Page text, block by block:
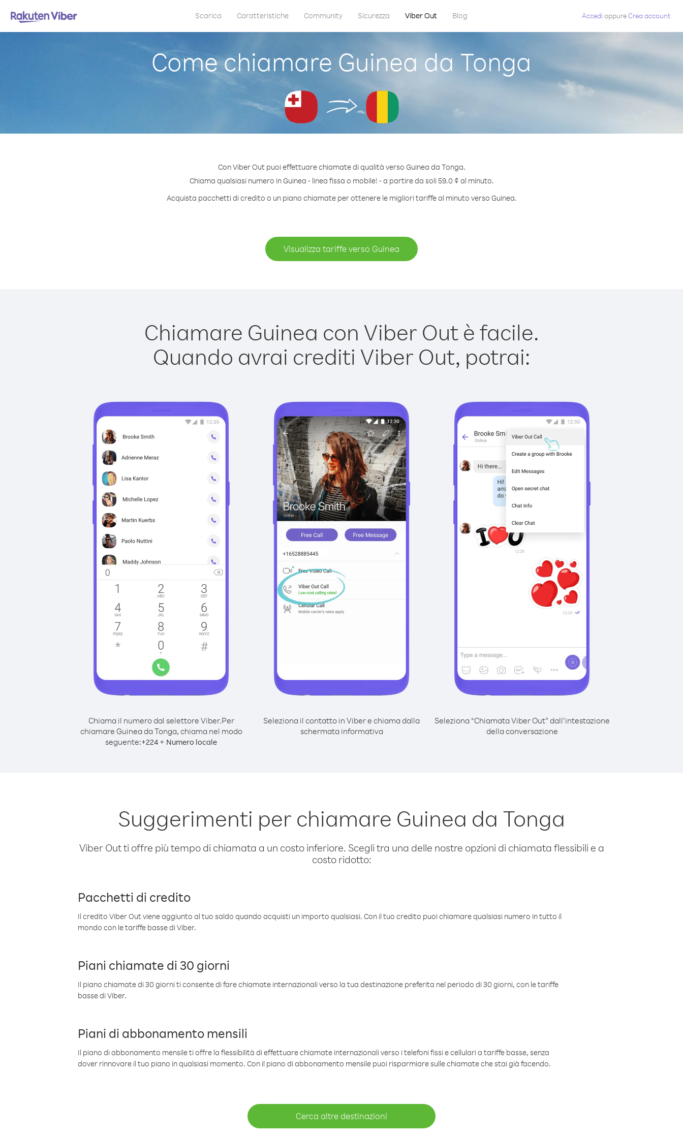
Scarica Caratteristiche Community Sicurezza Viber Out Blog Accedi oppureCrea account
Come chiamare Guinea da Tonga
Con Viber Out puoi effettuare chiamate di qualità verso Guinea da Tonga.
Chiama qualsiasi numero in Guinea - linea fissa o mobile! - a partire da soli 59.0 ¢ al minuto.
Acquista pacchetti di credito o un piano chiamate per ottenere le migliori tariffe al minuto verso Guinea.
Visualizza tariffe verso Guinea
Chiamare Guinea con Viber Out è facile.
Quando avrai crediti Viber Out, potrai:
Chiama il numero dal selettore Viber.Per
chiamare Guinea da Tonga, chiama nel modo
seguente:+224 + Numero locale
Seleziona il contatto in Viber e chiama dalla
schermata informativa
Seleziona “Chiamata Viber Out” dall’intestazione
della conversazione
Suggerimenti per chiamare Guinea da Tonga
Viber Out ti offre più tempo di chiamata a un costo inferiore. Scegli tra una delle nostre opzioni di chiamata flessibili e a
costo ridotto:
Pacchetti di credito
Il credito Viber Out viene aggiunto al tuo saldo quando acquisti un importo qualsiasi. Con il tuo credito puoi chiamare qualsiasi numero in tutto il
mondo con le tariffe basse di Viber.
Piani chiamate di 30 giorni
Il piano chiamate di 30 giorni ti consente di fare chiamate internazionali verso la tua destinazione preferita nel periodo di 30 giorni, con le tariffe
basse di Viber.
Piani di abbonamento mensili
Il piano di abbonamento mensile ti offre la flessibilità di effettuare chiamate internazionali verso i telefoni fissi e cellulari a tariffe basse, senza
dover rinnovare il tuo piano in qualsiasi momento. Con il piano di abbonamento mensile puoi risparmiare sulle chiamate che stai già facendo.
Cerca altre destinazioni